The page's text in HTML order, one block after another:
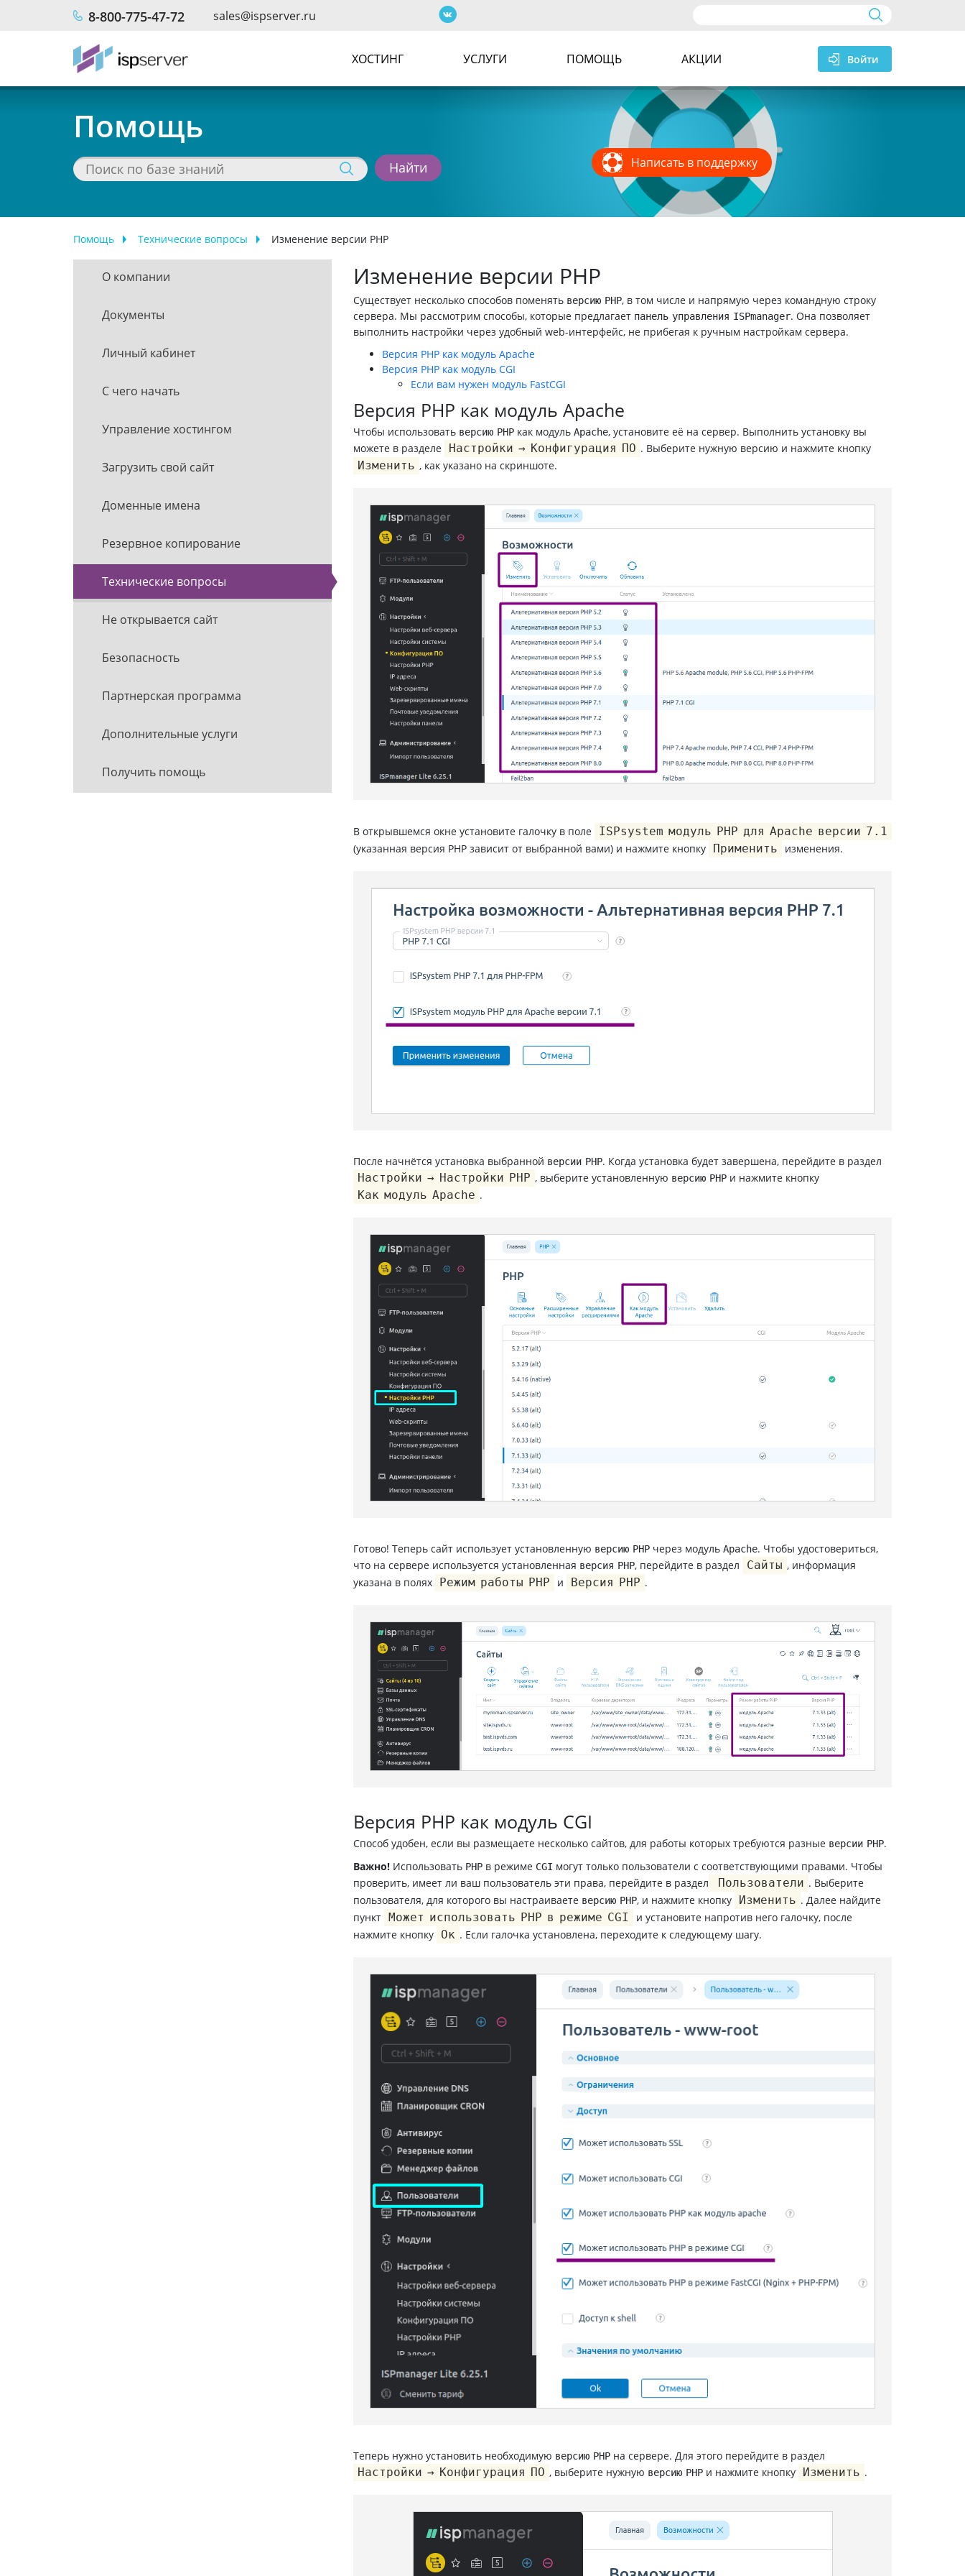
Перейти к основному содержанию
8-800-775-47-72 sales@ispserver.ru
ХОСТИНГ УСЛУГИ ПОМОЩЬ АКЦИИ Войти
Помощь
Написать в поддержку
Помощь Технические вопросы Изменение версии PHP
О компании
Документы
Личный кабинет
С чего начать
Управление хостингом
Загрузить свой сайт
Доменные имена
Резервное копирование
Технические вопросы
Не открывается сайт
Безопасность
Партнерская программа
Дополнительные услуги
Получить помощь
Изменение версии PHP
Существует несколько способов поменять версию PHP, в том числе и напрямую через командную строку
сервера. Мы рассмотрим способы, которые предлагает панель управления ISPmanager. Она позволяет
выполнить настройки через удобный web-интерфейс, не прибегая к ручным настройкам сервера.
Версия PHP как модуль Apache
Версия PHP как модуль CGI
Если вам нужен модуль FastCGI
Версия PHP как модуль Apache
Чтобы использовать версию PHP как модуль Apache, установите её на сервер. Выполнить установку вы
можете в разделе Настройки → Конфигурация ПО . Выберите нужную версию и нажмите кнопку
Изменить , как указано на скриншоте.
В открывшемся окне установите галочку в поле ISPsystem модуль PHP для Apache версии 7.1
(указанная версия PHP зависит от выбранной вами) и нажмите кнопку Применить изменения.
После начнётся установка выбранной версии PHP. Когда установка будет завершена, перейдите в раздел
Настройки → Настройки PHP , выберите установленную версию PHP и нажмите кнопку
Как модуль Apache .
Готово! Теперь сайт использует установленную версию PHP через модуль Apache. Чтобы удостовериться,
что на сервере используется установленная версия PHP, перейдите в раздел Сайты , информация
указана в полях Режим работы PHP и Версия PHP .
Версия PHP как модуль CGI
Способ удобен, если вы размещаете несколько сайтов, для работы которых требуются разные версии PHP.
Важно! Использовать PHP в режиме CGI могут только пользователи с соответствующими правами. Чтобы
проверить, имеет ли ваш пользователь эти права, перейдите в раздел
Пользователи . Выберите
пользователя, для которого вы настраиваете версию PHP, и нажмите кнопку Изменить . Далее найдите
пункт
Может использовать PHP в режиме CGI
и установите напротив него галочку, после
нажмите кнопку Ок . Если галочка установлена, переходите к следующему шагу.
Теперь нужно установить необходимую версию PHP на сервере. Для этого перейдите в раздел
Настройки → Конфигурация ПО , выберите нужную версию PHP и нажмите кнопку Изменить .